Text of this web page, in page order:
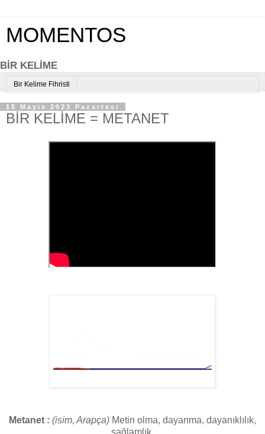
MOMENTOS
BİR KELİME
Bir Kelime Fihristi
15 Mayıs 2023 Pazartesi
BİR KELİME = METANET
Metanet : (isim, Arapça) Metin olma, dayanma, dayanıklılık,
sağlamlık.